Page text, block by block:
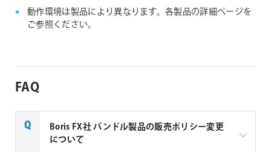
動作環境は製品により異なります。各製品の詳細ページを
ご参照ください。
FAQ
Boris FX社 バンドル製品の販売ポリシー変更
について